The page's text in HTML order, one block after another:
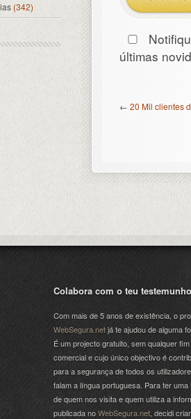
últimas
← 20 Mil clientes
(342)
Colabora com o teu testemunho
Com mais de 5 anos de existência, o
WebSegura.netjá te ajudou de alguma
É um projecto gratuito, sem qualquer fim
comercial e cujo único objectivo é
para a segurança de todos os
falam a língua portuguesa. Para ter uma
de quem nos visita e quem utiliza a
publicada noWebSegura.net , decidi